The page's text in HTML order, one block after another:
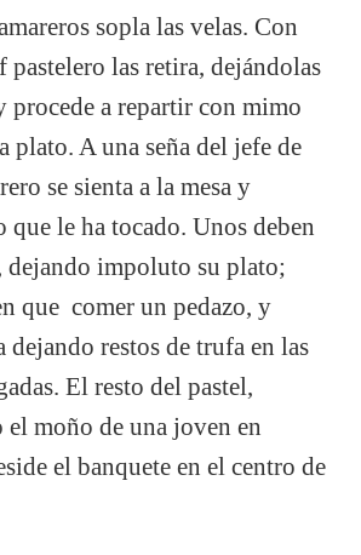
sopla las velas. Con
pastelero las retira, dejándolas
procede a repartir con mimo
plato. A una seña del jefe de
se sienta a la mesa y
que le ha tocado. Unos deben
dejando impoluto su plato;
que comer un pedazo, y
dejando restos de trufa en las
El resto del pastel,
el moño de una joven en
el banquete en el centro de